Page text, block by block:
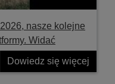
nasze kolejne
Widać
Dowiedz się więcej